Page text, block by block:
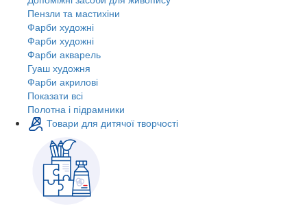
Пензли та мастихіни
Фарби художні
Фарби художні
Фарби акварель
Гуаш художня
Фарби акрилові
Показати всі
Полотна і підрамники
Товари для дитячої творчості